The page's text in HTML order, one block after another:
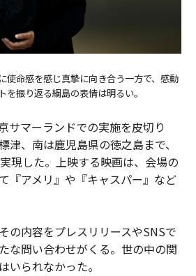
使命感を感じ真摯に向き合う一方で、感動
を振り返る綱島の表情は明るい。
サマーランドでの実施を皮切り
津、南は鹿児島県の徳之島まで、
現した。上映する映画は、会場の
『アメリ』や『キャスパー』など
の内容をプレスリリースやSNSで
な問い合わせがくる。世の中の関
いられなかった。